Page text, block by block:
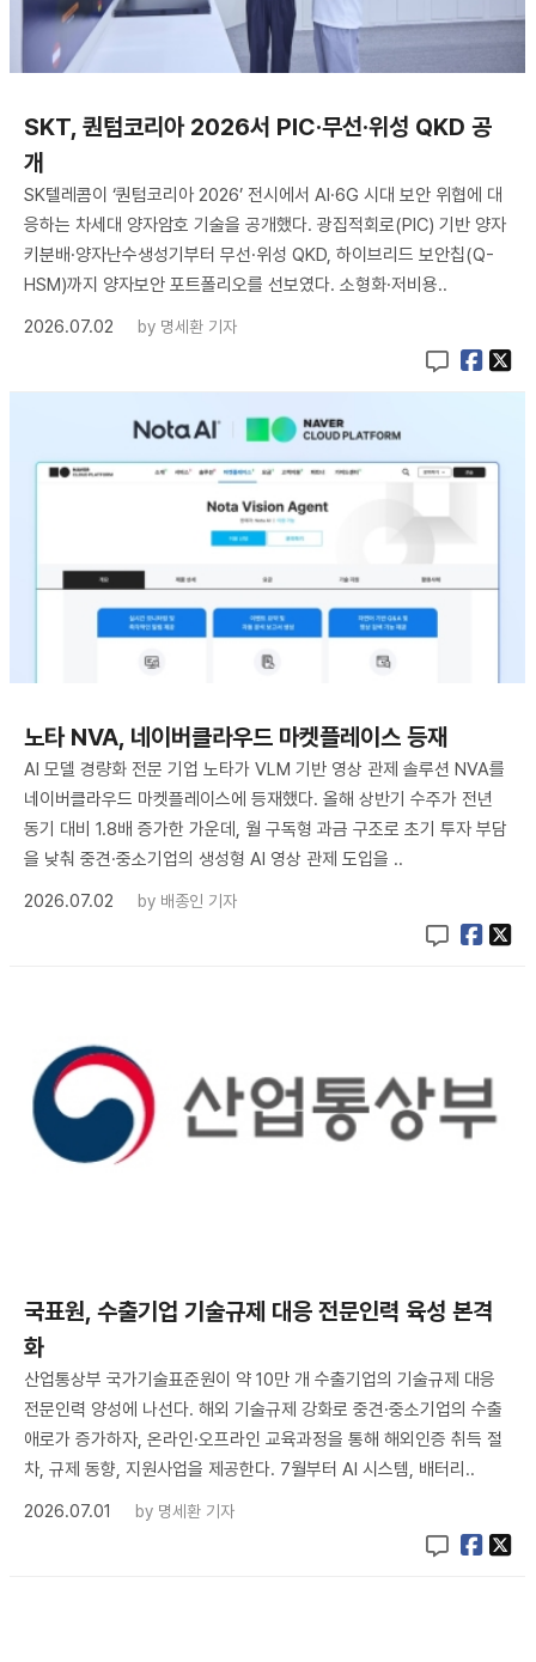
SKT, 퀀텀코리아 2026서 PIC·무선·위성 QKD 공
개
SK텔레콤이 ‘퀀텀코리아 2026’ 전시에서 AI·6G 시대 보안 위협에 대
응하는 차세대 양자암호 기술을 공개했다. 광집적회로(PIC) 기반 양자
키분배·양자난수생성기부터 무선·위성 QKD, 하이브리드 보안칩(Q-
HSM)까지 양자보안 포트폴리오를 선보였다. 소형화·저비용..
2026.07.02
by 명세환 기자
노타 NVA, 네이버클라우드 마켓플레이스 등재
AI 모델 경량화 전문 기업 노타가 VLM 기반 영상 관제 솔루션 NVA를
네이버클라우드 마켓플레이스에 등재했다. 올해 상반기 수주가 전년
동기 대비 1.8배 증가한 가운데, 월 구독형 과금 구조로 초기 투자 부담
을 낮춰 중견·중소기업의 생성형 AI 영상 관제 도입을 ..
2026.07.02
by 배종인 기자
국표원, 수출기업 기술규제 대응 전문인력 육성 본격
화
산업통상부 국가기술표준원이 약 10만 개 수출기업의 기술규제 대응
전문인력 양성에 나선다. 해외 기술규제 강화로 중견·중소기업의 수출
애로가 증가하자, 온라인·오프라인 교육과정을 통해 해외인증 취득 절
차, 규제 동향, 지원사업을 제공한다. 7월부터 AI 시스템, 배터리..
2026.07.01
by 명세환 기자